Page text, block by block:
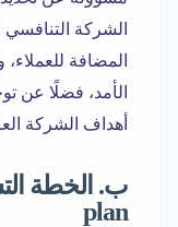
الشركة
المضافة
الأمد، فضلًا عن
أهداف الشركة
plan